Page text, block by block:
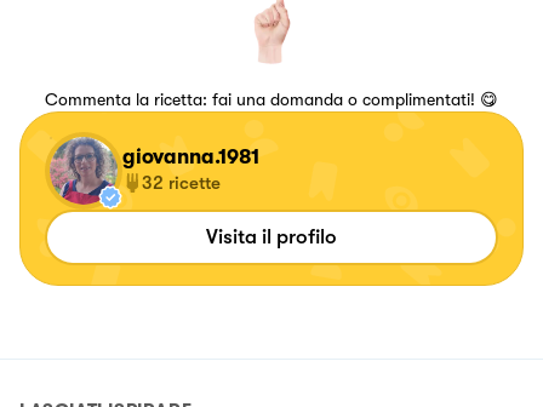
Commenta la ricetta: fai una domanda o complimentati! 😋
giovanna.1981
32 ricette
Visita il profilo